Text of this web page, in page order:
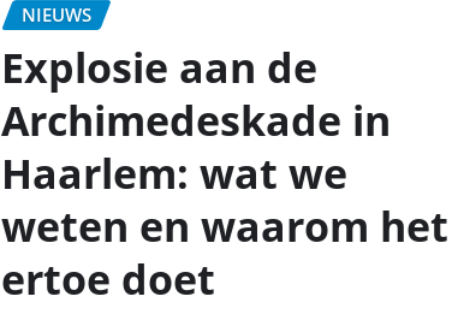
NIEUWS
Explosie aan de
Archimedeskade in
Haarlem: wat we
weten en waarom het
ertoe doet